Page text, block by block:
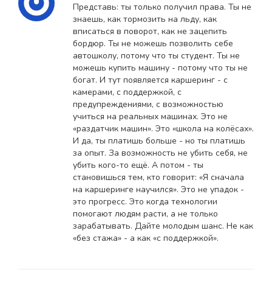
Представь: ты только получил права. Ты не
знаешь, как тормозить на льду, как
вписаться в поворот, как не зацепить
бордюр. Ты не можешь позволить себе
автошколу, потому что ты студент. Ты не
можешь купить машину - потому что ты не
богат. И тут появляется каршеринг - с
камерами, с поддержкой, с
предупреждениями, с возможностью
учиться на реальных машинах. Это не
«раздатчик машин». Это «школа на колёсах».
И да, ты платишь больше - но ты платишь
за опыт. За возможность не убить себя, не
убить кого-то ещё. А потом - ты
становишься тем, кто говорит: «Я сначала
на каршеринге научился». Это не упадок -
это прогресс. Это когда технологии
помогают людям расти, а не только
зарабатывать. Дайте молодым шанс. Не как
«без стажа» - а как «с поддержкой».